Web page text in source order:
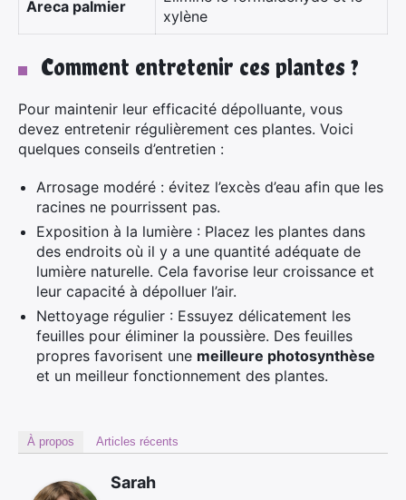
Areca palmier
xylène
Comment entretenir ces plantes ?
Pour maintenir leur efficacité dépolluante, vous
devez entretenir régulièrement ces plantes. Voici
quelques conseils d’entretien :
Arrosage modéré : évitez l’excès d’eau afin que les
racines ne pourrissent pas.
Exposition à la lumière : Placez les plantes dans
des endroits où il y a une quantité adéquate de
lumière naturelle. Cela favorise leur croissance et
leur capacité à dépolluer l’air.
Nettoyage régulier : Essuyez délicatement les
feuilles pour éliminer la poussière. Des feuilles
propres favorisent une meilleure photosynthèse
et un meilleur fonctionnement des plantes.
À propos Articles récents
Sarah